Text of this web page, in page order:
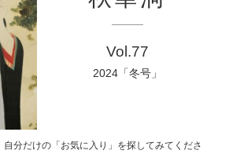
Vol.77
2024「冬号」
分だけの「お気に入り」を探してみてくださ